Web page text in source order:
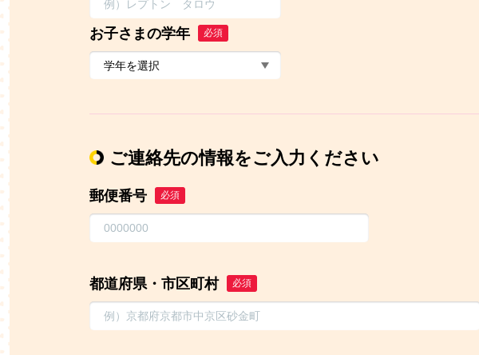
お子さまの学年 必須
ご連絡先の情報をご入力ください
郵便番号 必須
都道府県・市区町村 必須